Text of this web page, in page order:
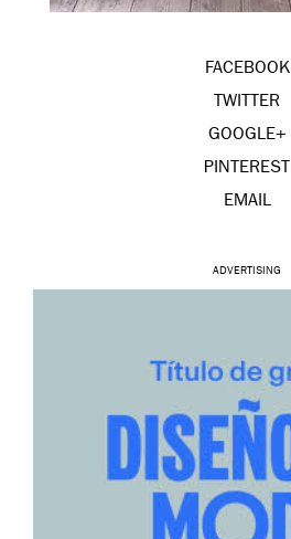
FACEBOOK
TWITTER
GOOGLE+
PINTEREST
EMAIL
ADVERTISING